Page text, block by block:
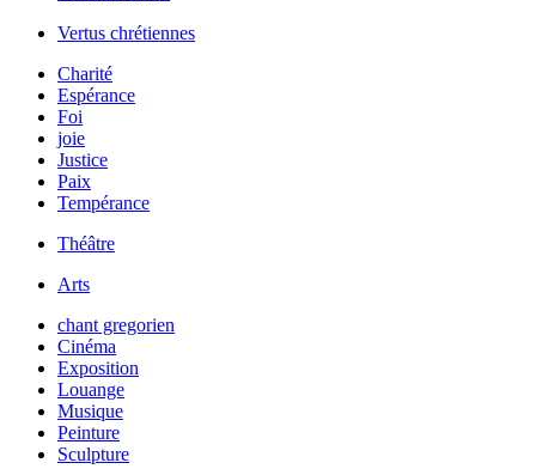
Vertus chrétiennes
Charité
Espérance
Foi
joie
Justice
Paix
Tempérance
Théâtre
Arts
chant gregorien
Cinéma
Exposition
Louange
Musique
Peinture
Sculpture